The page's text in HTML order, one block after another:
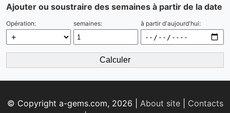
Ajouter ou soustraire des semaines à partir de la date
Opération: semaines: à partir d'aujourd'hui:
Calculer
© Copyright a-gems.com, 2026 | About site| Contacts